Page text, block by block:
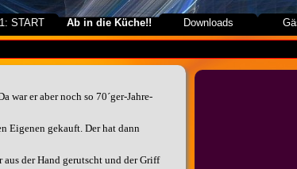
START Ab in die Küche!! Downloads
war er aber noch so 70´ger-Jahre-
Eigenen gekauft. Der hat dann
der Hand gerutscht und der Griff